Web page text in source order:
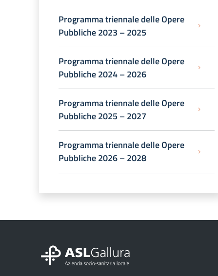
Programma triennale delle Opere
Pubbliche 2023 – 2025
Programma triennale delle Opere
Pubbliche 2024 – 2026
Programma triennale delle Opere
Pubbliche 2025 – 2027
Programma triennale delle Opere
Pubbliche 2026 – 2028